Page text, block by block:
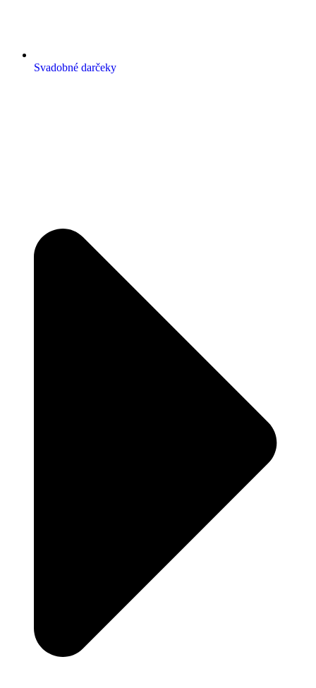
Svadobné darčeky